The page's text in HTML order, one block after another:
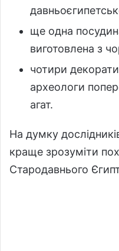
ще одна
виготовлена з
чотири
археологи
агат.
На думку
краще зрозуміти
Стародавнього